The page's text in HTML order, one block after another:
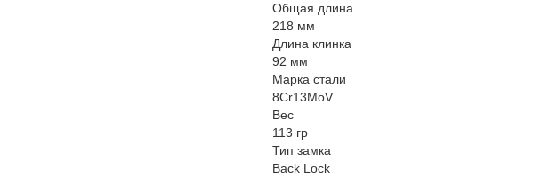
Общая длина
218 мм
Длина клинка
92 мм
Марка стали
8Cr13MoV
Вес
113 гр
Тип замка
Back Lock